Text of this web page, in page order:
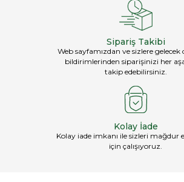
Sipariş Takibi
Web sayfamızdan ve sizlere gelecek
bildirimlerinden siparişinizi her
takip edebilirsiniz.
Kolay İade
Kolay iade imkanı ile sizleri mağdur
için çalışıyoruz.